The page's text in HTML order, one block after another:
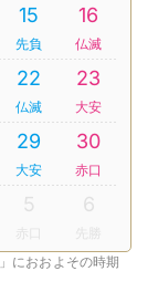
15
先負
16
仏滅
22
仏滅
23
大安
29
大安
30
赤口
5 6
におおよその時期